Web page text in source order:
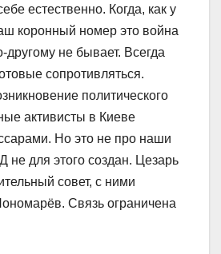
естественно. Когда, как у
коронный номер это война
другому не бывает. Всегда
сопротивляться.
политического
активисты в Киеве
Но это не про наши
не для этого создан. Цезарь
совет, с ними
Связь ограничена